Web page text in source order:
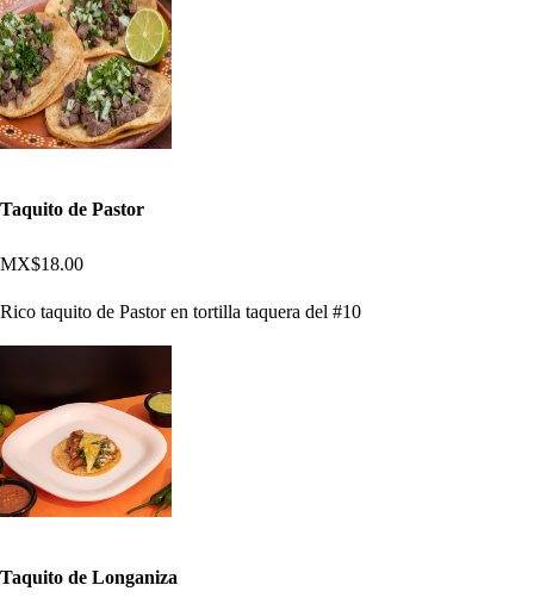
Taquito de Pastor
MX$18.00
Rico taquito de Pastor en tortilla taquera del #10
Taquito de Longaniza